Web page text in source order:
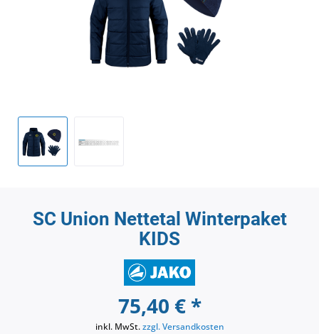
SC Union Nettetal Winterpaket
KIDS
75,40 € *
inkl. MwSt.zzgl. Versandkosten